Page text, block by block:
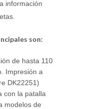
información
son:
de hasta 110
Impresión a
DK22251)
con la patalla
modelos de